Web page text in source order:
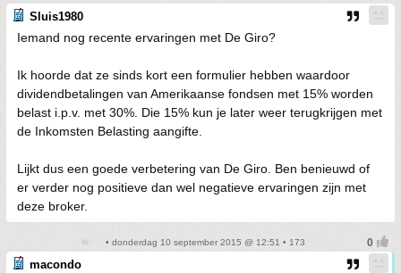
Sluis1980
Iemand nog recente ervaringen met De Giro?
Ik hoorde dat ze sinds kort een formulier hebben waardoor
dividendbetalingen van Amerikaanse fondsen met 15% worden
belast i.p.v. met 30%. Die 15% kun je later weer terugkrijgen met
de Inkomsten Belasting aangifte.
Lijkt dus een goede verbetering van De Giro. Ben benieuwd of
er verder nog positieve dan wel negatieve ervaringen zijn met
deze broker.
• donderdag 10 september 2015 @ 12:51 • 173
macondo